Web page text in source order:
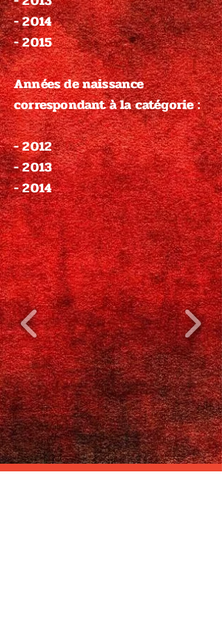
- 2014
- 2015
Années de naissance
correspondant à la catégorie :
- 2012
- 2013
- 2014